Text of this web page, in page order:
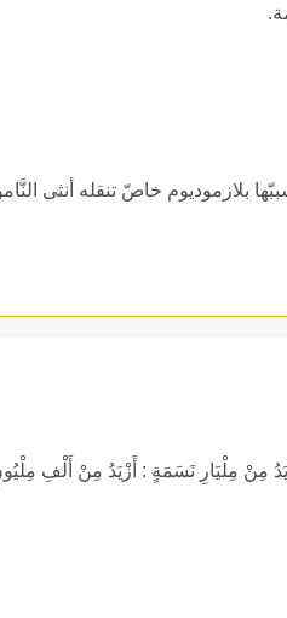
بلازموديوم خاصّ تنقله أنثى
مِنْ مِلْيَارِ نَسَمَةٍ : أَزْيَدُ مِنْ أَلْفِ